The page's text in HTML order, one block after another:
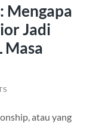
Mengapa
Jadi
Masa
atau yang